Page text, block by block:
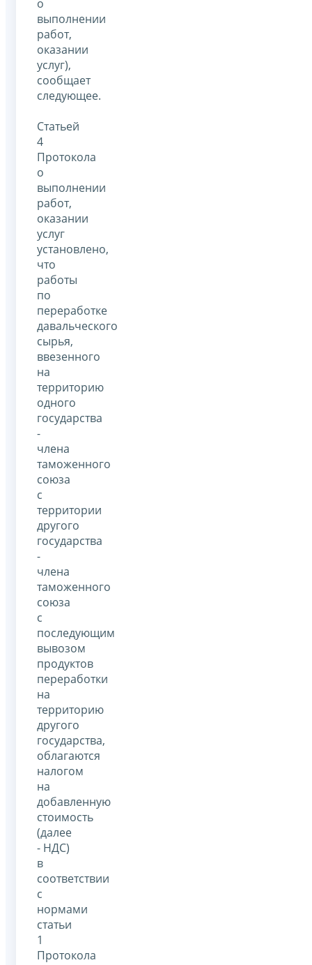
о
выполнении
работ,
оказании
услуг),
сообщает
следующее.
Статьей
4
Протокола
о
выполнении
работ,
оказании
услуг
установлено,
что
работы
по
переработке
давальческого
сырья,
ввезенного
на
территорию
одного
государства
-
члена
таможенного
союза
с
территории
другого
государства
-
члена
таможенного
союза
с
последующим
вывозом
продуктов
переработки
на
территорию
другого
государства,
облагаются
налогом
на
добавленную
стоимость
(далее
- НДС)
в
соответствии
с
нормами
статьи
1
Протокола